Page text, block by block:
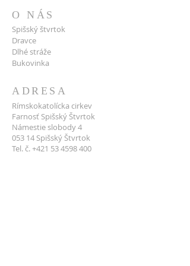
O NÁS
Spišský štvrtok
Dravce
Dlhé stráže
Bukovinka
ADRESA
Rímskokatolícka cirkev
Farnosť Spišský Štvrtok
Námestie slobody 4
053 14 Spišský Štvrtok
Tel. č. +421 53 4598 400